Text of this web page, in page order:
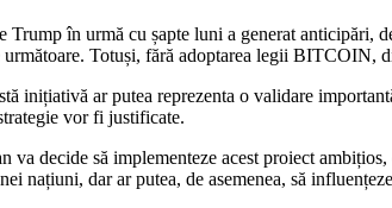
Trump în urmă cu șapte luni a generat
următoare. Totuși, fără adoptarea legii BITCOIN,
inițiativă ar putea reprezenta o validare
vor fi justificate.
va decide să implementeze acest proiect
națiuni, dar ar putea, de asemenea, să